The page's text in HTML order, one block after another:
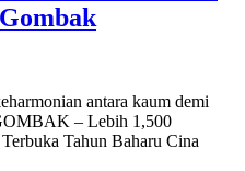
antara kaum demi
– Lebih 1,500
Tahun Baharu Cina